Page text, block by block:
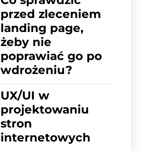
przed zleceniem
landing page,
żeby nie
poprawiać go po
wdrożeniu?
UX/UI w
projektowaniu
stron
internetowych